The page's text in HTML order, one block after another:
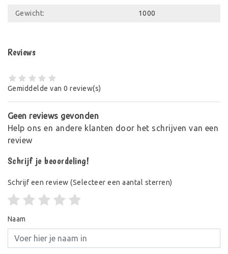
Gewicht: 1000
Reviews
Gemiddelde van 0 review(s)
Geen reviews gevonden
Help ons en andere klanten door het schrijven van een
review
Schrijf je beoordeling!
Schrijf een review (Selecteer een aantal sterren)
Naam